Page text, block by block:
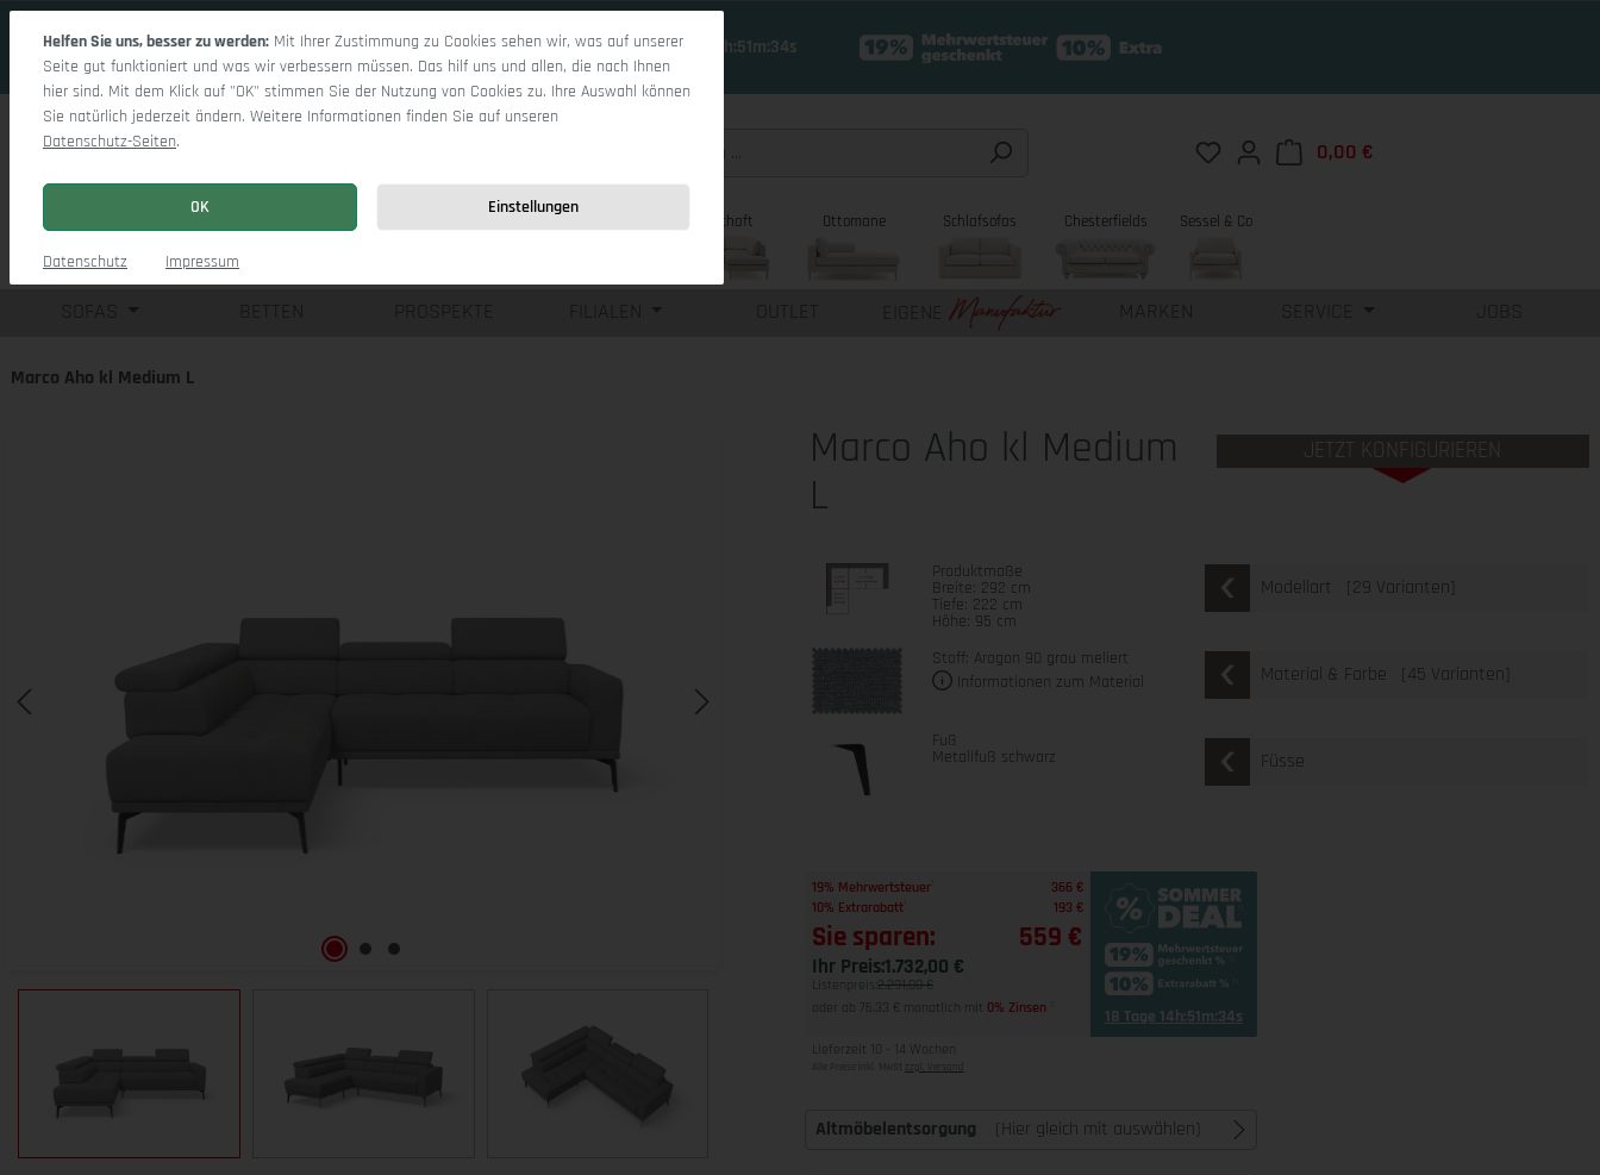
18 Tage 14h:51m:33s
Du hast 0 Produkte auf dem Merkzettel
0,00 €
Wohnlandschaft Ottomane Schlafsofas Chesterfields Sessel & Co
BETTEN PROSPEKTE FILIALEN OUTLET EIGENE MARKEN SERVICE JOBS
Marco Aho kl Medium L
Marco Aho kl Medium
L
JETZT KONFIGURIEREN
Produktmaße
Breite: 292 cm
Tiefe: 222 cm
Höhe: 95 cm
Modellart [29 Varianten]
Stoff: Aragon 90 grau meliert
Informationen zum Material
Material & Farbe [45 Varianten]
Fuß
Metallfuß schwarz Füsse
19% Mehrwertsteuer
366 €
10% Extrarabatt
193 €
Sie sparen: 559 €
Ihr Preis:1.732,00 €
Listenpreis: 2.291,00 €
oder ab 76,33 € monatlich mit 0% Zinsen 18 Tage 14h:51m:33s
Lieferzeit 10 - 14 Wochen
Alle Preise inkl. MwSt zzgl. Versand
Altmöbelentsorgung (Hier gleich mit auswählen)
Helfen Sie uns, besser zu werden: Mit Ihrer Zustimmung zu Cookies sehen wir, was auf unserer
Seite gut funktioniert und was wir verbessern müssen. Das hilf uns und allen, die nach Ihnen
hier sind. Mit dem Klick auf "OK" stimmen Sie der Nutzung von Cookies zu. Ihre Auswahl können
Sie natürlich jederzeit ändern. Weitere Informationen finden Sie auf unseren
Datenschutz-Seiten.
OK Einstellungen
Datenschutz Impressum